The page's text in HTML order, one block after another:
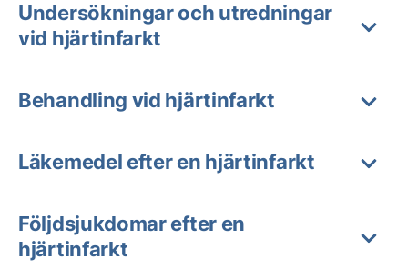
Undersökningar och utredningar
vid hjärtinfarkt
Behandling vid hjärtinfarkt
Läkemedel efter en hjärtinfarkt
Följdsjukdomar efter en
hjärtinfarkt